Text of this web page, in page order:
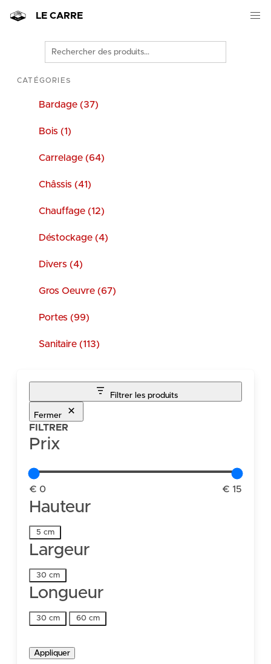
LE CARRE
Rechercher
des
produits
CATÉGORIES
Bardage (37)
Bois (1)
Carrelage (64)
Châssis (41)
Chauffage (12)
Déstockage (4)
Divers (4)
Gros Oeuvre (67)
Portes (99)
Sanitaire (113)
Filtrer les produits
Fermer
FILTRER
Prix
€ 0 € 15
Hauteur
Hauteur
5 cm
Largeur
Largeur
30 cm
Longueur
Longueur
30 cm 60 cm
Appliquer